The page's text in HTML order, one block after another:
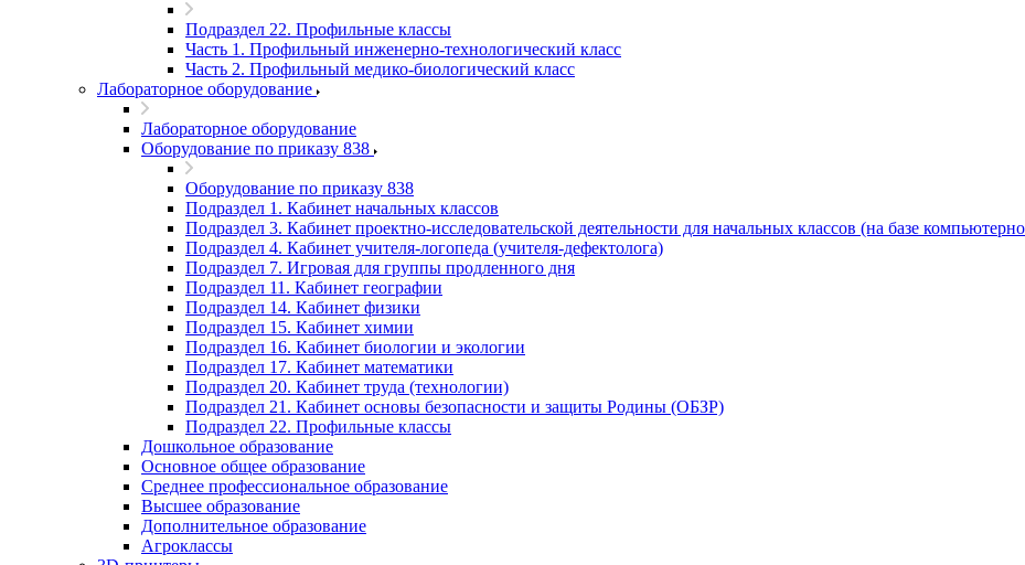
Подраздел 22. Профильные классы
Часть 1. Профильный инженерно-технологический класс
Часть 2. Профильный медико-биологический класс
Лабораторное оборудование
Лабораторное оборудование
Оборудование по приказу 838
Оборудование по приказу 838
Подраздел 1. Кабинет начальных классов
Подраздел 3. Кабинет проектно-исследовательской деятельности для начальных классов (на базе
Подраздел 4. Кабинет учителя-логопеда (учителя-дефектолога)
Подраздел 7. Игровая для группы продленного дня
Подраздел 11. Кабинет географии
Подраздел 14. Кабинет физики
Подраздел 15. Кабинет химии
Подраздел 16. Кабинет биологии и экологии
Подраздел 17. Кабинет математики
Подраздел 20. Кабинет труда (технологии)
Подраздел 21. Кабинет основы безопасности и защиты Родины (ОБЗР)
Подраздел 22. Профильные классы
Дошкольное образование
Основное общее образование
Среднее профессиональное образование
Высшее образование
Дополнительное образование
Агроклассы